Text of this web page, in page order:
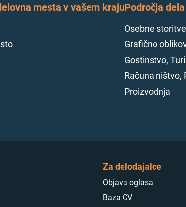
mesta v vašem krajuPodročja dela
Osebne
Grafično
Gostinstvo,
Računalništvo,
Proizvodnja
Za delodajalce
Objava oglasa
Baza CV